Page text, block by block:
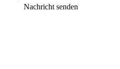
Nachricht senden